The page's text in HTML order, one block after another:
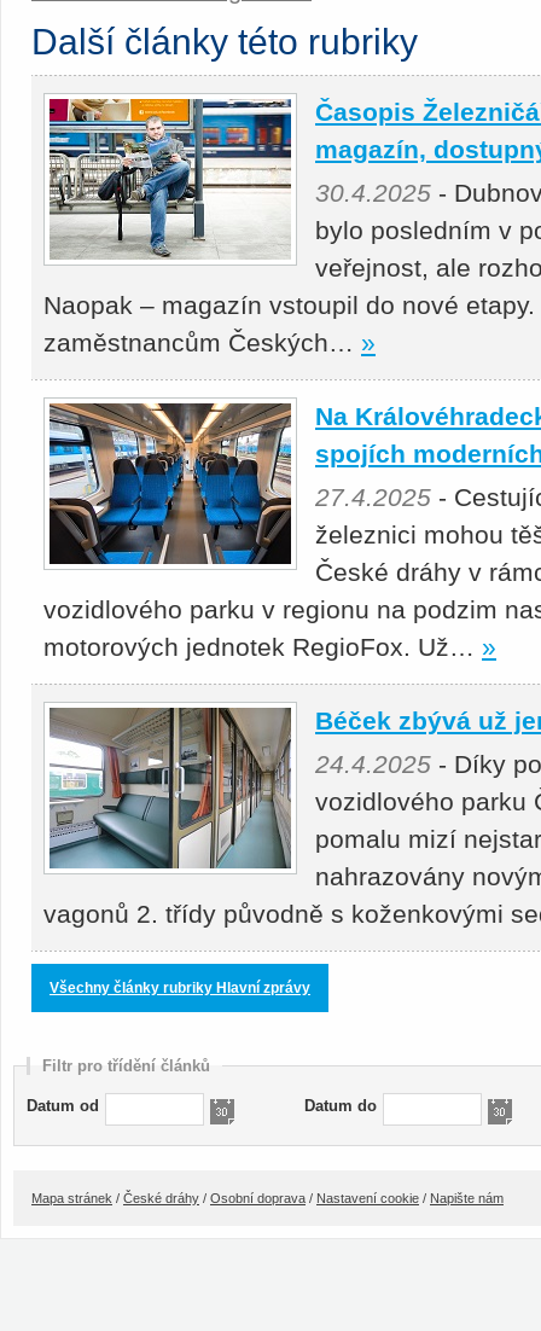
Další články této rubriky
Časopis
magazín,
30.4.2025 -
bylo posledním v
veřejnost, ale
Naopak – magazín vstoupil do nové
zaměstnancům Českých… »
Na
spojích
27.4.2025 -
železnici mohou
České dráhy v
vozidlového parku v regionu na podzim
motorových jednotek RegioFox. Už… »
Béček zbývá už
24.4.2025 - Díky
vozidlového parku
pomalu mizí
nahrazovány
vagonů 2. třídy původně s koženkovými
Všechny články rubriky Hlavní zprávy
Filtr pro třídění článků
Datum od Datum do
Mapa stránek / České dráhy / Osobní doprava / Nastavení cookie / Napište nám